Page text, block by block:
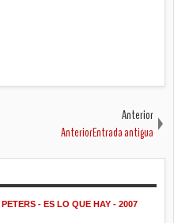
Anterior
AnteriorEntrada antigua
- ES LO QUE HAY - 2007